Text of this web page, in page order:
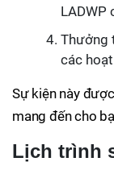
LADWP
Thưởng
các
Sự kiện này
mang đến cho
Lịch trình